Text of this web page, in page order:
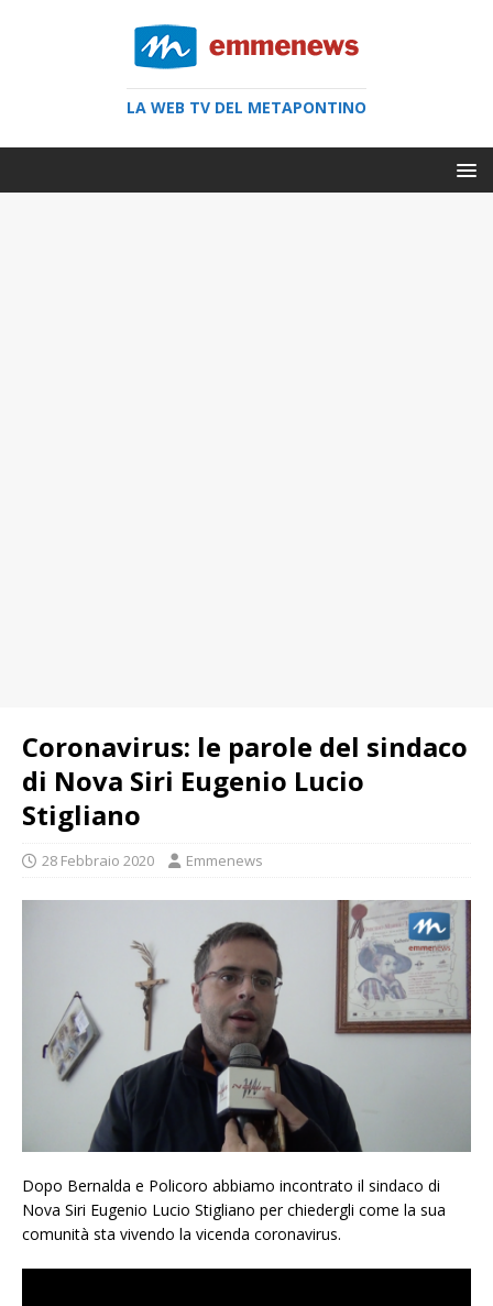
LA WEB TV DEL METAPONTINO
Coronavirus: le parole del sindaco
di Nova Siri Eugenio Lucio
Stigliano
28 Febbraio 2020 Emmenews
Dopo Bernalda e Policoro abbiamo incontrato il sindaco di
Nova Siri Eugenio Lucio Stigliano per chiedergli come la sua
comunità sta vivendo la vicenda coronavirus.